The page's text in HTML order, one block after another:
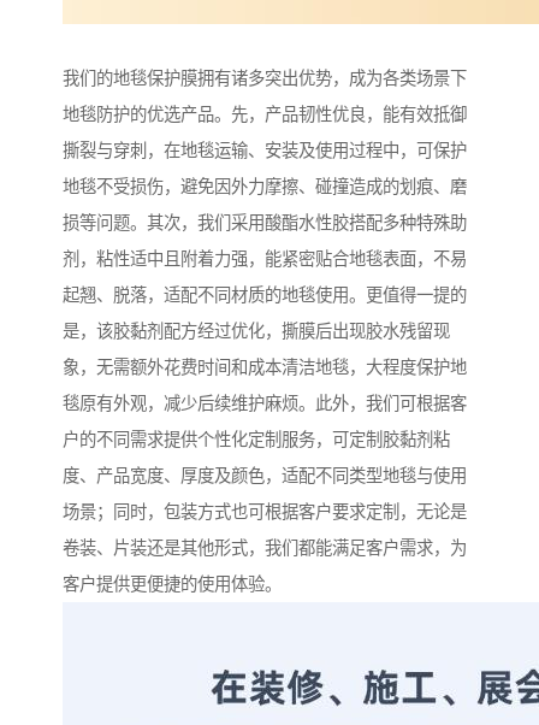
我们的地毯保护膜拥有诸多突出优势，成为各类场景下
地毯防护的优选产品。先，产品韧性优良，能有效抵御
撕裂与穿刺，在地毯运输、安装及使用过程中，可保护
地毯不受损伤，避免因外力摩擦、碰撞造成的划痕、磨
损等问题。其次，我们采用酸酯水性胶搭配多种特殊助
剂，粘性适中且附着力强，能紧密贴合地毯表面，不易
起翘、脱落，适配不同材质的地毯使用。更值得一提的
是，该胶黏剂配方经过优化，撕膜后出现胶水残留现
象，无需额外花费时间和成本清洁地毯，大程度保护地
毯原有外观，减少后续维护麻烦。此外，我们可根据客
户的不同需求提供个性化定制服务，可定制胶黏剂粘
度、产品宽度、厚度及颜色，适配不同类型地毯与使用
场景；同时，包装方式也可根据客户要求定制，无论是
卷装、片装还是其他形式，我们都能满足客户需求，为
客户提供更便捷的使用体验。